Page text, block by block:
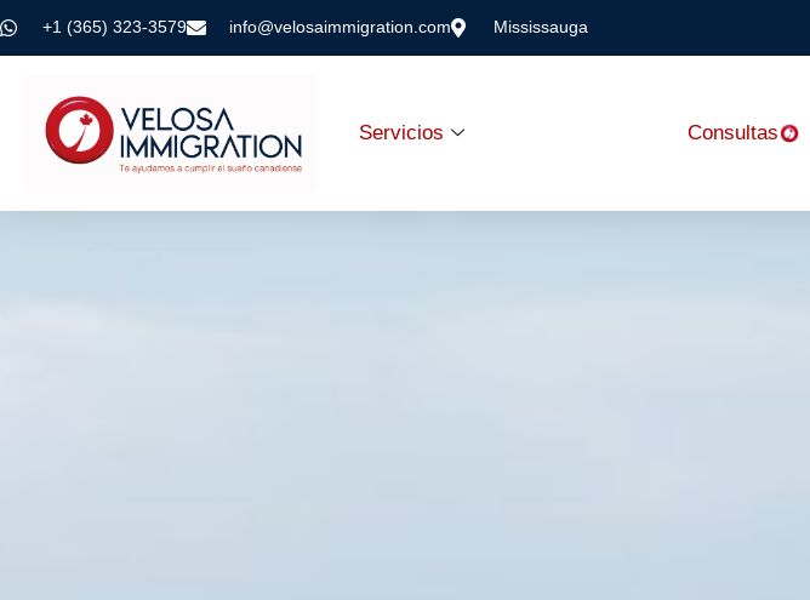
+1 (365) 323-3579 info@velosaimmigration.com Mississauga
Servicios Consultas